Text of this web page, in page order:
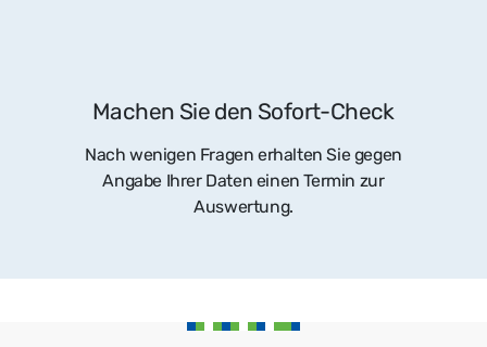
Machen Sie den Sofort-Check
Nach wenigen Fragen erhalten Sie gegen
Angabe Ihrer Daten einen Termin zur
Auswertung.